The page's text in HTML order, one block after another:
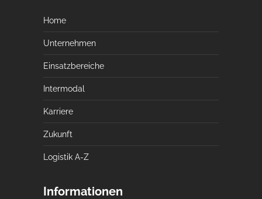
Home
Unternehmen
Einsatzbereiche
Intermodal
Karriere
Zukunft
Logistik A-Z
Informationen